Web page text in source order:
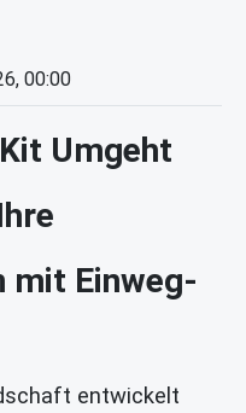
00:00
Umgeht
Einweg-
entwickelt